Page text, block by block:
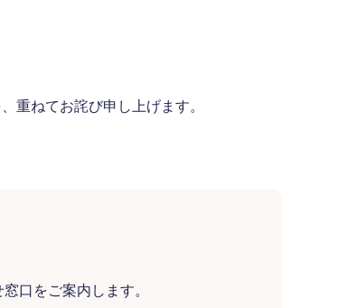
重ねてお詫び申し上げます。
口をご案内します。